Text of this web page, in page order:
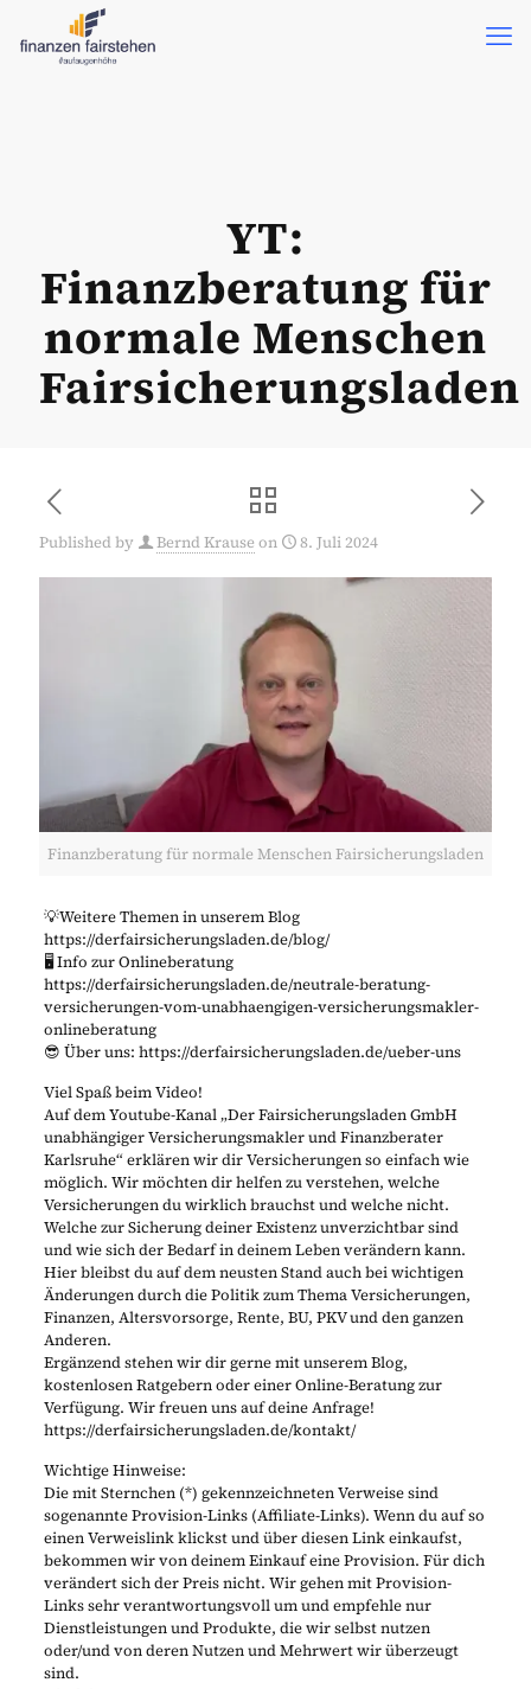
YT:
Finanzberatung für
normale Menschen
Fairsicherungsladen
Published by Bernd Krause on 8. Juli 2024
Finanzberatung für normale Menschen Fairsicherungsladen
💡Weitere Themen in unserem Blog
https://derfairsicherungsladen.de/blog/
🖥️ Info zur Onlineberatung
https://derfairsicherungsladen.de/neutrale-beratung-
versicherungen-vom-unabhaengigen-versicherungsmakler-
onlineberatung
😎 Über uns: https://derfairsicherungsladen.de/ueber-uns
Viel Spaß beim Video!
Auf dem Youtube-Kanal „Der Fairsicherungsladen GmbH
unabhängiger Versicherungsmakler und Finanzberater
Karlsruhe“ erklären wir dir Versicherungen so einfach wie
möglich. Wir möchten dir helfen zu verstehen, welche
Versicherungen du wirklich brauchst und welche nicht.
Welche zur Sicherung deiner Existenz unverzichtbar sind
und wie sich der Bedarf in deinem Leben verändern kann.
Hier bleibst du auf dem neusten Stand auch bei wichtigen
Änderungen durch die Politik zum Thema Versicherungen,
Finanzen, Altersvorsorge, Rente, BU, PKV und den ganzen
Anderen.
Ergänzend stehen wir dir gerne mit unserem Blog,
kostenlosen Ratgebern oder einer Online-Beratung zur
Verfügung. Wir freuen uns auf deine Anfrage!
https://derfairsicherungsladen.de/kontakt/
Wichtige Hinweise:
Die mit Sternchen (*) gekennzeichneten Verweise sind
sogenannte Provision-Links (Affiliate-Links). Wenn du auf so
einen Verweislink klickst und über diesen Link einkaufst,
bekommen wir von deinem Einkauf eine Provision. Für dich
verändert sich der Preis nicht. Wir gehen mit Provision-
Links sehr verantwortungsvoll um und empfehle nur
Dienstleistungen und Produkte, die wir selbst nutzen
oder/und von deren Nutzen und Mehrwert wir überzeugt
sind.